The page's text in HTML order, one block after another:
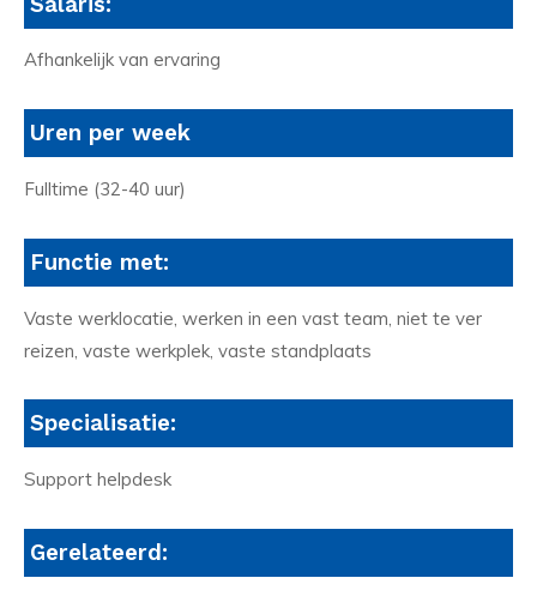
Afhankelijk van ervaring
Uren per week
Fulltime (32-40 uur)
Functie met:
Vaste werklocatie, werken in een vast team, niet te ver
reizen, vaste werkplek, vaste standplaats
Specialisatie:
Support helpdesk
Gerelateerd: